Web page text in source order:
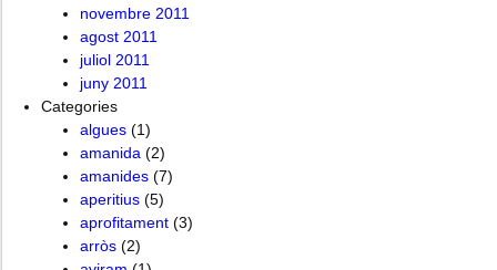
novembre 2011
agost 2011
juliol 2011
juny 2011
Categories
algues (1)
amanida (2)
amanides (7)
aperitius (5)
aprofitament (3)
arròs (2)